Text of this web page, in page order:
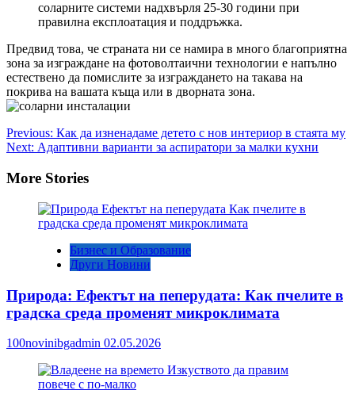
соларните системи надхвърля 25-30 години при
правилна експлоатация и поддръжка.
Предвид това, че страната ни се намира в много благоприятна
зона за изграждане на фотоволтаични технологии е напълно
естествено да помислите за изграждането на такава на
покрива на вашата къща или в дворната зона.
Post
navigation
Previous: Как да изненадаме детето с нов интериор в стаята му
Next: Адаптивни варианти за аспиратори за малки кухни
More Stories
Бизнес и Образование
Други Новини
Природа: Ефектът на пеперудата: Как пчелите в
градска среда променят микроклимата
100novinibgadmin 02.05.2026